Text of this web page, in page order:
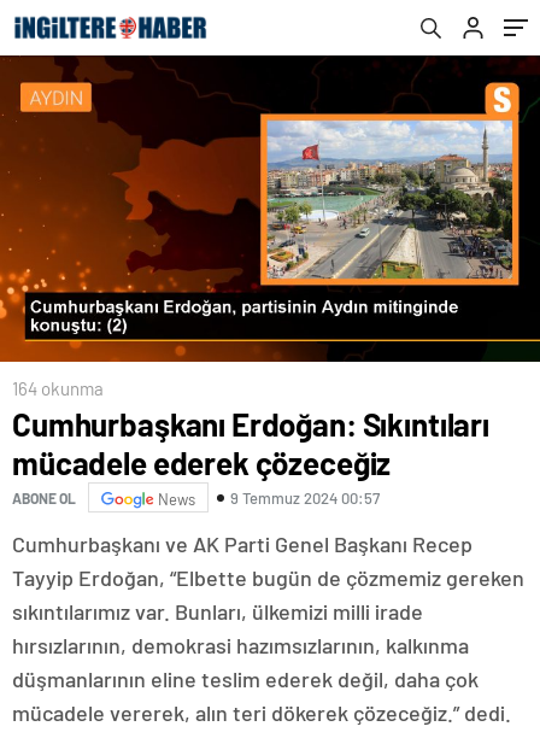
164 okunma
Cumhurbaşkanı Erdoğan: Sıkıntıları
mücadele ederek çözeceğiz
ABONE OL News 9 Temmuz 2024 00:57
Cumhurbaşkanı ve AK Parti Genel Başkanı Recep
Tayyip Erdoğan, “Elbette bugün de çözmemiz gereken
sıkıntılarımız var. Bunları, ülkemizi milli irade
hırsızlarının, demokrasi hazımsızlarının, kalkınma
düşmanlarının eline teslim ederek değil, daha çok
mücadele vererek, alın teri dökerek çözeceğiz.” dedi.